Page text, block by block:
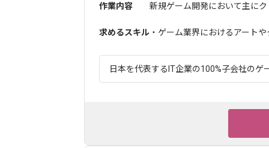
作業内容 新規ゲーム開発において主に
求めるスキル ・ゲーム業界におけるアート
日本を代表するIT企業の100%子会社のゲ